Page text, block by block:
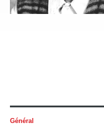
Général